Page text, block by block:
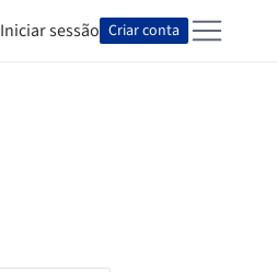
Iniciar sessão Criar conta